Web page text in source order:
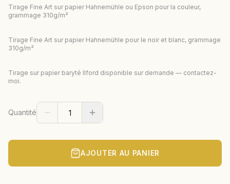
Tirage Fine Art sur papier Hahnemühle ou Epson pour la couleur,
grammage 310g/m²
Tirage Fine Art sur papier Hahnemühle pour le noir et blanc, grammage
310g/m²
Tirage sur papier baryté Ilford disponible sur demande — contactez-
moi.
Quantité
AJOUTER AU PANIER